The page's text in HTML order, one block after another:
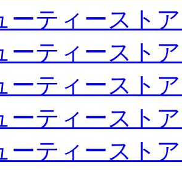
ーティースト
ーティースト
ーティースト
ーティースト
ーティースト